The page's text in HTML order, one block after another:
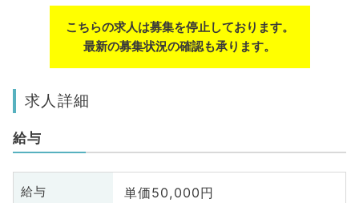
こちらの求人は募集を停止しております。
最新の募集状況の確認も承ります。
求人詳細
給与
給与 単価50,000円